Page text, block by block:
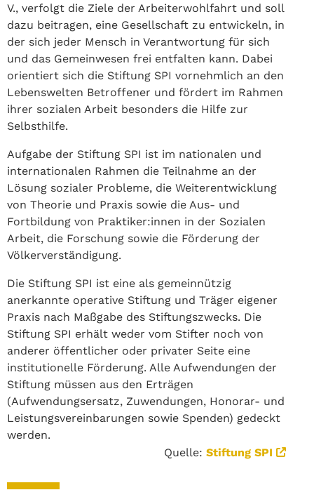
V., verfolgt die Ziele der Arbeiterwohlfahrt und soll
dazu beitragen, eine Gesellschaft zu entwickeln, in
der sich jeder Mensch in Verantwortung für sich
und das Gemeinwesen frei entfalten kann. Dabei
orientiert sich die Stiftung SPI vornehmlich an den
Lebenswelten Betroffener und fördert im Rahmen
ihrer sozialen Arbeit besonders die Hilfe zur
Selbsthilfe.
Aufgabe der Stiftung SPI ist im nationalen und
internationalen Rahmen die Teilnahme an der
Lösung sozialer Probleme, die Weiterentwicklung
von Theorie und Praxis sowie die Aus- und
Fortbildung von Praktiker:innen in der Sozialen
Arbeit, die Forschung sowie die Förderung der
Völkerverständigung.
Die Stiftung SPI ist eine als gemeinnützig
anerkannte operative Stiftung und Träger eigener
Praxis nach Maßgabe des Stiftungszwecks. Die
Stiftung SPI erhält weder vom Stifter noch von
anderer öffentlicher oder privater Seite eine
institutionelle Förderung. Alle Aufwendungen der
Stiftung müssen aus den Erträgen
(Aufwendungsersatz, Zuwendungen, Honorar- und
Leistungsvereinbarungen sowie Spenden) gedeckt
werden.
Quelle: Stiftung SPI